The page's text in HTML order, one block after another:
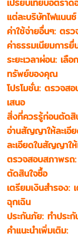
แต่ละบริษัทไฟแนน
ค่าใช้จ่ายอื่นๆ: ตร
ค่าธรรมเนียมการยื่
ระยะเวลาผ่อน: เลื
ทรัพย์ของคุณ
โปรโมชั่น: ตรวจส
เสนอ
สิ่งที่ควรรู้ก่อนตัดสิ
อ่านสัญญาให้ละเอี
ละเอียดในสัญญาใ
ตรวจสอบสภาพรถ
ตัดสินใจซื้อ
เตรียมเงินสำรอง:
ฉุกเฉิน
ประกันภัย: ทำประ
คำแนะนำเพิ่มเติม: